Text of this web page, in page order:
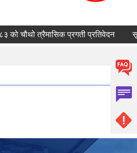
चौथो त्रैमासिक प्रगती प्रतिवेदन सूचि